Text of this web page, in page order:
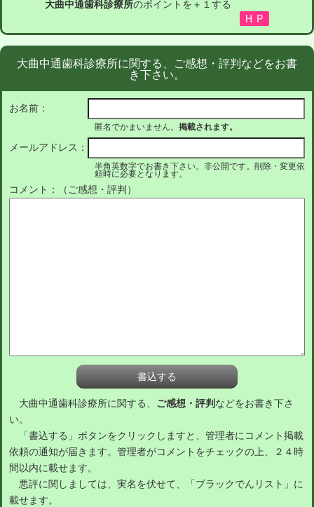
大曲中通歯科診療所のポイントを＋１する
大曲中通歯科診療所に関する、ご感想・評判などをお書
き下さい。
お名前：
匿名でかまいません。 掲載されます。
メールアドレス：
半角英数字でお書き下さい。非公開です。削除・変更依
頼時に必要となります。
コメント：（ご感想・評判）
大曲中通歯科診療所に関する、 ご感想・評判 などをお書き下さ
い。
「書込する」ボタンをクリックしますと、管理者にコメント掲載
依頼の通知が届きます。管理者がコメントをチェックの上、２４時
間以内に載せます。
悪評に関しましては、実名を伏せて、「ブラックでんリスト」に
載せます。